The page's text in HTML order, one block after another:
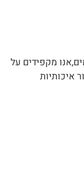
מקפידים על
איכותיות